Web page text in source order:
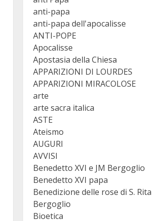
anti-papa
anti-papa dell'apocalisse
ANTI-POPE
Apocalisse
Apostasia della Chiesa
APPARIZIONI DI LOURDES
APPARIZIONI MIRACOLOSE
arte
arte sacra italica
ASTE
Ateismo
AUGURI
AVVISI
Benedetto XVI e JM Bergoglio
Benedetto XVI papa
Benedizione delle rose di S. Rita
Bergoglio
Bioetica